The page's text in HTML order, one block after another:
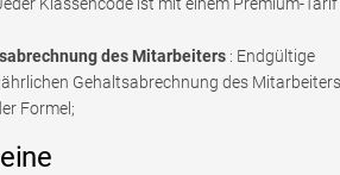
des Mitarbeiters : Endgültige
Gehaltsabrechnung des Mitarbeiters
Formel;